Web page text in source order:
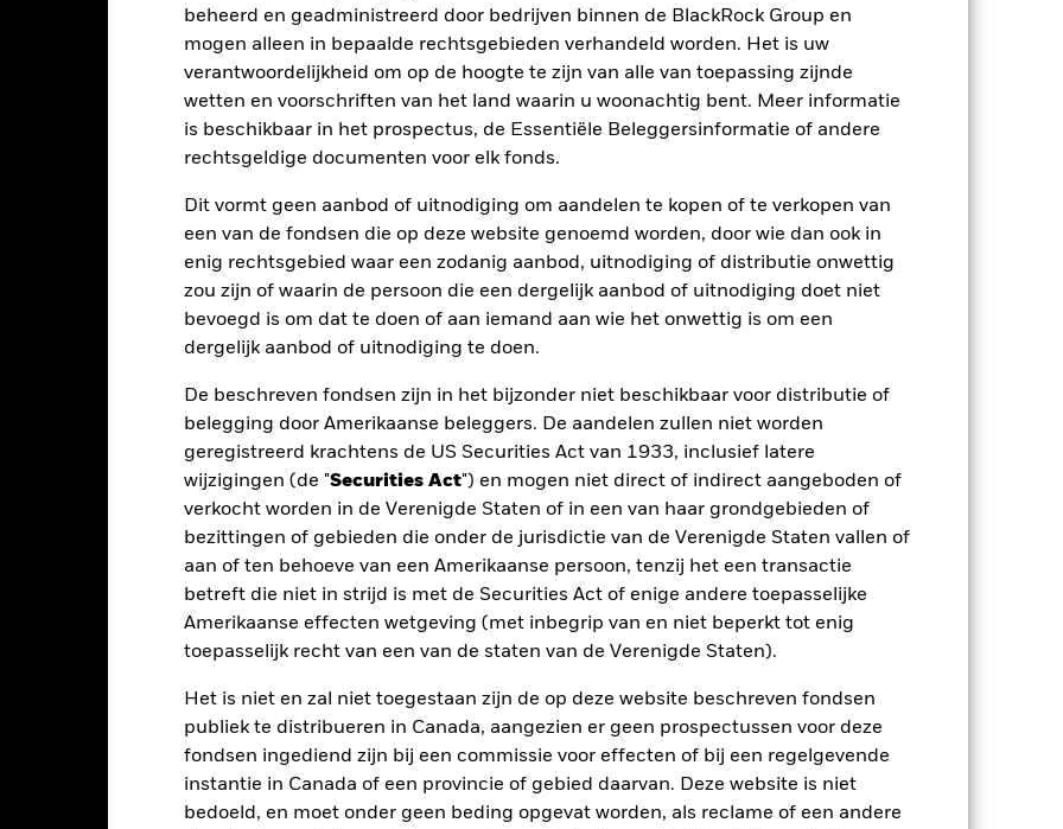
beheerd en geadministreerd door bedrijven binnen de BlackRock Group en
mogen alleen in bepaalde rechtsgebieden verhandeld worden. Het is uw
verantwoordelijkheid om op de hoogte te zijn van alle van toepassing zijnde
wetten en voorschriften van het land waarin u woonachtig bent. Meer informatie
is beschikbaar in het prospectus, de Essentiële Beleggersinformatie of andere
rechtsgeldige documenten voor elk fonds.
Dit vormt geen aanbod of uitnodiging om aandelen te kopen of te verkopen van
een van de fondsen die op deze website genoemd worden, door wie dan ook in
enig rechtsgebied waar een zodanig aanbod, uitnodiging of distributie onwettig
zou zijn of waarin de persoon die een dergelijk aanbod of uitnodiging doet niet
bevoegd is om dat te doen of aan iemand aan wie het onwettig is om een
dergelijk aanbod of uitnodiging te doen.
De beschreven fondsen zijn in het bijzonder niet beschikbaar voor distributie of
belegging door Amerikaanse beleggers. De aandelen zullen niet worden
geregistreerd krachtens de US Securities Act van 1933, inclusief latere
wijzigingen (de "Securities Act") en mogen niet direct of indirect aangeboden of
verkocht worden in de Verenigde Staten of in een van haar grondgebieden of
bezittingen of gebieden die onder de jurisdictie van de Verenigde Staten vallen of
aan of ten behoeve van een Amerikaanse persoon, tenzij het een transactie
betreft die niet in strijd is met de Securities Act of enige andere toepasselijke
Amerikaanse effecten wetgeving (met inbegrip van en niet beperkt tot enig
toepasselijk recht van een van de staten van de Verenigde Staten).
Het is niet en zal niet toegestaan zijn de op deze website beschreven fondsen
publiek te distribueren in Canada, aangezien er geen prospectussen voor deze
fondsen ingediend zijn bij een commissie voor effecten of bij een regelgevende
instantie in Canada of een provincie of gebied daarvan. Deze website is niet
bedoeld, en moet onder geen beding opgevat worden, als reclame of een andere
chart has 1 X axis displaying categories.
chart has 1 Y axis displaying Values. Range: -20 to 20.
Totaalrendement (%) Beperkende benchmark 1 (%)
2020
2016
2017 2018 2019 2020 2021 2022 2023 2024 2025
9,8 -3,9 14,7 6,8 6,9 -12,2 11,0 7,4 11,9
17,8 9,8 10,9
genomen bij de berekening.
getoonde cijfers hebben betrekking op de prestaties in het verleden.
In het verleden behaalde resultaten
geen betrouwbare indicator voor toekomstige resultaten. Markten kunnen zich in de toekomst heel
ontwikkelen. Het kan u helpen om te beoordelen hoe het fonds in het verleden werd beheerd
prestaties worden weergegeven op basis van de netto-inventariswaarde (NIW), waarbij de bruto-inkomsten,